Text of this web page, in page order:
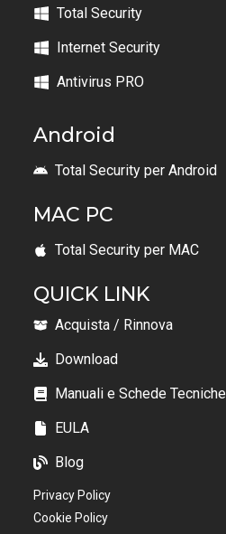
Total Security
Internet Security
Antivirus PRO
Android
Total Security per Android
MAC PC
Total Security per MAC
QUICK LINK
Acquista / Rinnova
Download
Manuali e Schede Tecniche
EULA
Blog
Privacy Policy
Cookie Policy